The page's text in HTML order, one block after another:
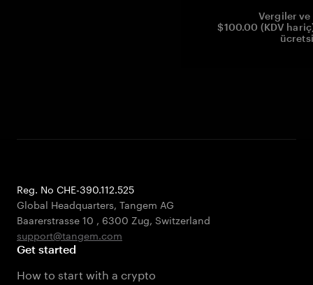
Vergiler
$100.00 (KDV
Reg. No CHE-390.112.525
Global Headquarters, Tangem AG
Baarerstrasse 10 , 6300 Zug, Switzerland
support@tangem.com
Get started
How to start with a crypto